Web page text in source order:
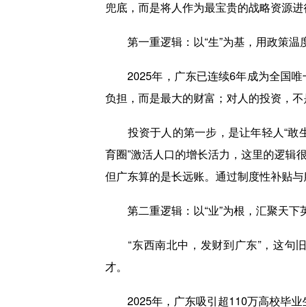
兜底，而是将人作为最宝贵的战略资源
第一重逻辑：以“生”为基，用政策温
2025年，广东已连续6年成为全国唯
负担，而是最大的财富；对人的投资，
投资于人的第一步，是让年轻人“敢生
育圈”激活人口的增长活力，这里的逻辑
但广东算的是长远账。通过制度性补贴
第二重逻辑：以“业”为根，汇聚天下
“东西南北中，发财到广东”，这句旧
才。
2025年，广东吸引超110万高校毕业